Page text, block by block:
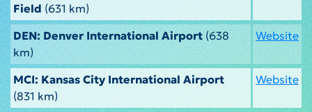
Field (631 km)
DEN: Denver International Airport(638
km)
Website
MCI: Kansas City International Airport
(831 km)
Website